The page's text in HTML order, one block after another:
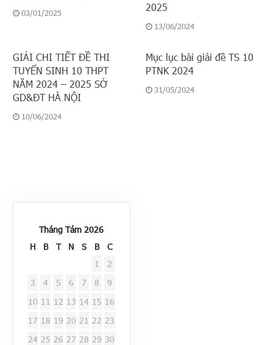
03/01/2025
2025
13/06/2024
GIẢI CHI TIẾT ĐỀ THI
TUYỂN SINH 10 THPT
NĂM 2024 – 2025 SỞ
GD&ĐT HÀ NỘI
10/06/2024
Mục lục bài giải đề TS 10
PTNK 2024
31/05/2024
Tháng Tám 2026
H
B T N S B
C
1
2
3
4 5 6 7 8
9
10 11 12 13 14 15 16
17 18 19 20 21 22 23
24 25 26 27 28 29 30